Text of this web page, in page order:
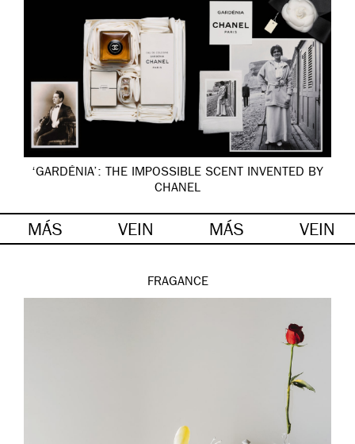
‘GARDÉNIA’: THE IMPOSSIBLE SCENT INVENTED BY
CHANEL
MÁS VEIN MÁS VEIN
FRAGANCE